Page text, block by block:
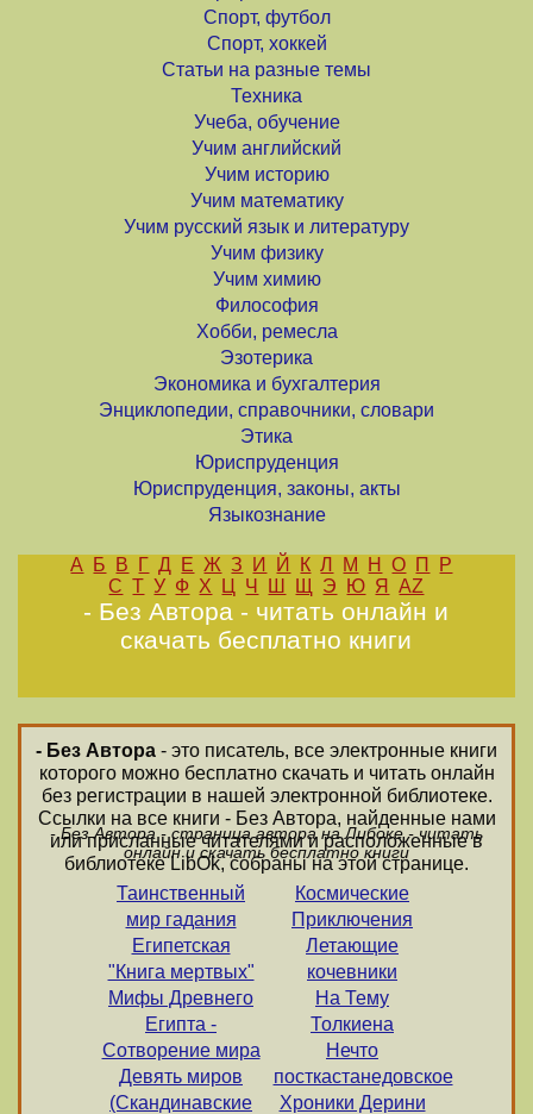
Спорт, футбол
Спорт, хоккей
Статьи на разные темы
Техника
Учеба, обучение
Учим английский
Учим историю
Учим математику
Учим русский язык и литературу
Учим физику
Учим химию
Философия
Хобби, ремесла
Эзотерика
Экономика и бухгалтерия
Энциклопедии, справочники, словари
Этика
Юриспруденция
Юриспруденция, законы, акты
Языкознание
А Б В Г Д Е Ж З И Й К Л М Н О П
Р
С Т У Ф Х Ц Ч Ш Щ Э Ю Я AZ
- Без Автора - читать онлайн и
скачать бесплатно книги
- Без Автора - это писатель, все электронные книги
которого можно бесплатно скачать и читать онлайн
без регистрации в нашей электронной библиотеке.
Ссылки на все книги - Без Автора, найденные нами
или присланные читателями и расположенные в
библиотеке LibOk, собраны на этой странице.
- Без Автора - страница автора на Либоке - читать
онлайн и скачать бесплатно книги
Таинственный
мир гадания
Египетская
"Книга мертвых"
Мифы Древнего
Египта -
Сотворение мира
Девять миров
(Скандинавские
Космические
Приключения
Летающие
кочевники
На Тему
Толкиена
Нечто
посткастанедовское
Хроники Дерини